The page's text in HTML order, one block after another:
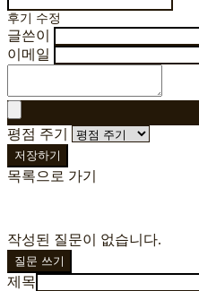
후기 수정
글쓴이
이메일
평점 주기
저장하기
목록으로 가기
작성된 질문이 없습니다.
질문 쓰기
제목